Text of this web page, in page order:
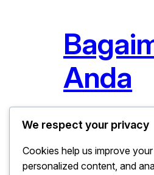
Anda
Januari 18, 2026
Bagaimana AI
Intelligence (AI)
We respect your privacy
Cookies help us improve
personalized content, and